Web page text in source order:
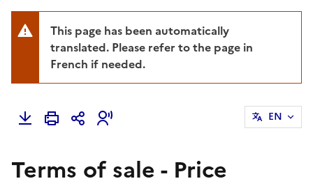
This page has been automatically
translated. Please refer to the page in
French if needed.
EN
Terms of sale - Price